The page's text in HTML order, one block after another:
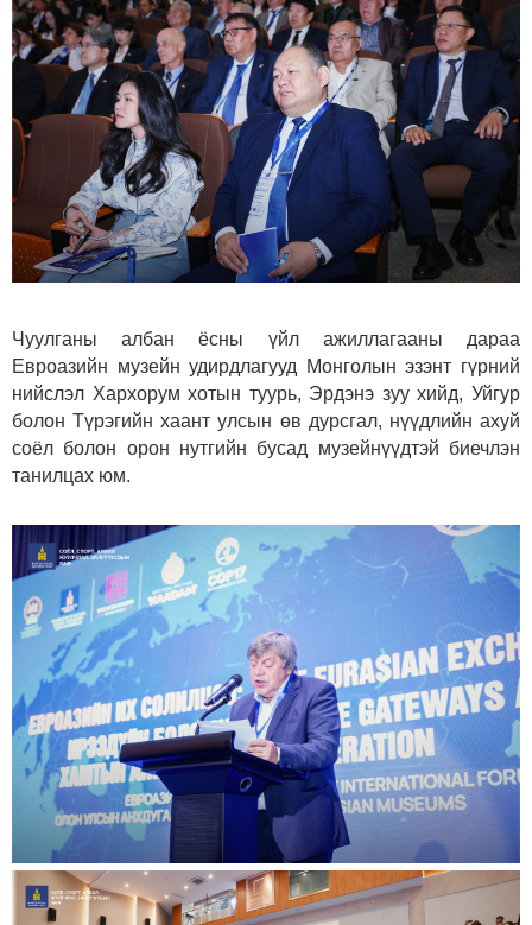
Чуулганы албан ёсны үйл ажиллагааны дараа
Евроазийн музейн удирдлагууд Монголын эзэнт гүрний
нийслэл Хархорум хотын туурь, Эрдэнэ зуу хийд, Уйгур
болон Түрэгийн хаант улсын өв дурсгал, нүүдлийн ахуй
соёл болон орон нутгийн бусад музейнүүдтэй биечлэн
танилцах юм.